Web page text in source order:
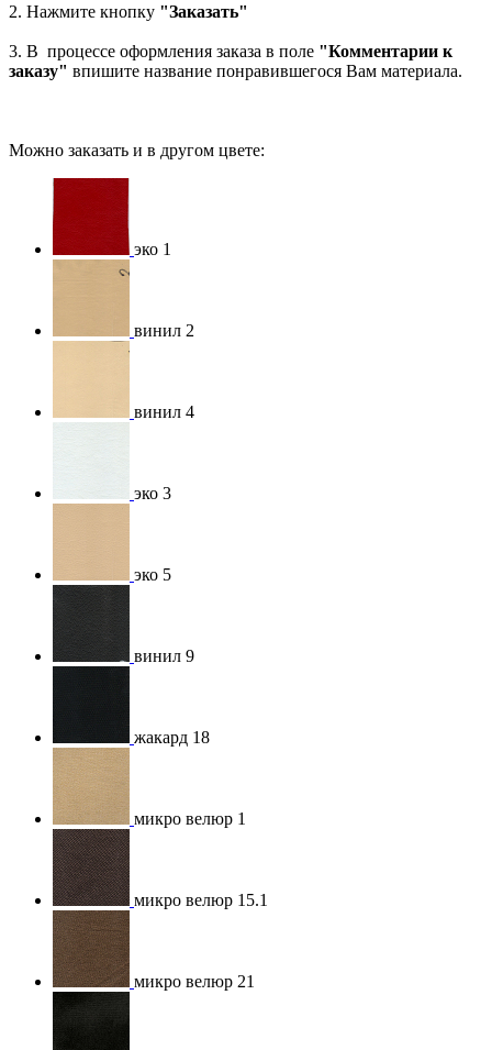
2. Нажмите кнопку "Заказать"
3. В процессе оформления заказа в поле "Комментарии к
заказу" впишите название понравившегося Вам материала.
Можно заказать и в другом цвете:
эко 1
винил 2
винил 4
эко 3
эко 5
винил 9
жакард 18
микро велюр 1
микро велюр 15.1
микро велюр 21